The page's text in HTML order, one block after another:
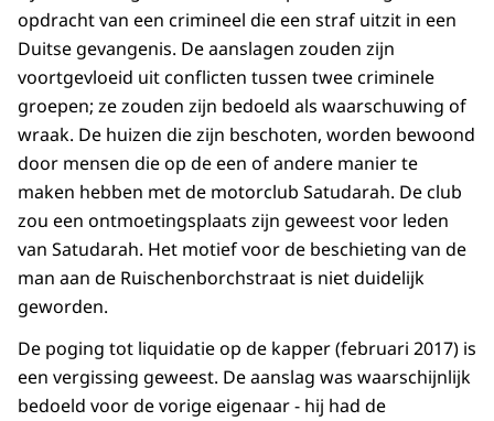
opdracht van een crimineel die een straf uitzit in een
Duitse gevangenis. De aanslagen zouden zijn
voortgevloeid uit conflicten tussen twee criminele
groepen; ze zouden zijn bedoeld als waarschuwing of
wraak. De huizen die zijn beschoten, worden bewoond
door mensen die op de een of andere manier te
maken hebben met de motorclub Satudarah. De club
zou een ontmoetingsplaats zijn geweest voor leden
van Satudarah. Het motief voor de beschieting van de
man aan de Ruischenborchstraat is niet duidelijk
geworden.
De poging tot liquidatie op de kapper (februari 2017) is
een vergissing geweest. De aanslag was waarschijnlijk
bedoeld voor de vorige eigenaar - hij had de